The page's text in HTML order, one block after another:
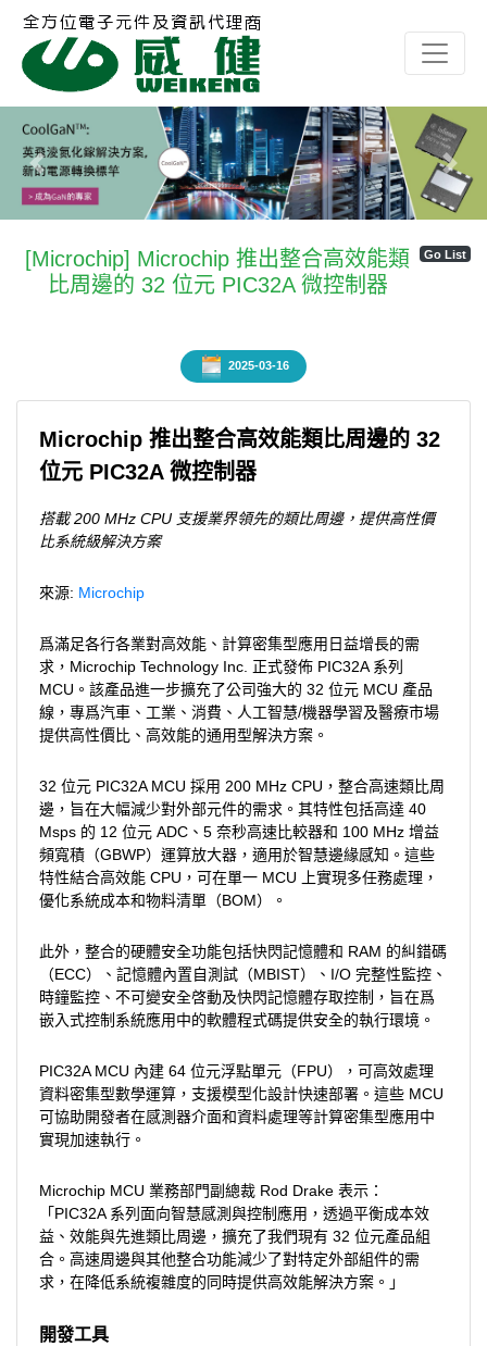
Previous Next
Go List
[Microchip] Microchip 推出整合高效能類
比周邊的 32 位元 PIC32A 微控制器
2025-03-16
Microchip 推出整合高效能類比周邊的 32
位元 PIC32A 微控制器
搭載 200 MHz CPU 支援業界領先的類比周邊，提供高性價
比系統級解決方案
來源: Microchip
爲滿足各行各業對高效能、計算密集型應用日益增長的需
求，Microchip Technology Inc. 正式發佈 PIC32A 系列
MCU。該產品進一步擴充了公司強大的 32 位元 MCU 產品
線，專爲汽車、工業、消費、人工智慧/機器學習及醫療市場
提供高性價比、高效能的通用型解決方案。
32 位元 PIC32A MCU 採用 200 MHz CPU，整合高速類比周
邊，旨在大幅減少對外部元件的需求。其特性包括高達 40
Msps 的 12 位元 ADC、5 奈秒高速比較器和 100 MHz 增益
頻寬積（GBWP）運算放大器，適用於智慧邊緣感知。這些
特性結合高效能 CPU，可在單一 MCU 上實現多任務處理，
優化系統成本和物料清單（BOM）。
此外，整合的硬體安全功能包括快閃記憶體和 RAM 的糾錯碼
（ECC）、記憶體內置自測試（MBIST）、I/O 完整性監控、
時鐘監控、不可變安全啓動及快閃記憶體存取控制，旨在爲
嵌入式控制系統應用中的軟體程式碼提供安全的執行環境。
PIC32A MCU 內建 64 位元浮點單元（FPU），可高效處理
資料密集型數學運算，支援模型化設計快速部署。這些 MCU
可協助開發者在感測器介面和資料處理等計算密集型應用中
實現加速執行。
Microchip MCU 業務部門副總裁 Rod Drake 表示：
「PIC32A 系列面向智慧感測與控制應用，透過平衡成本效
益、效能與先進類比周邊，擴充了我們現有 32 位元產品組
合。高速周邊與其他整合功能減少了對特定外部組件的需
求，在降低系統複雜度的同時提供高效能解決方案。」
開發工具